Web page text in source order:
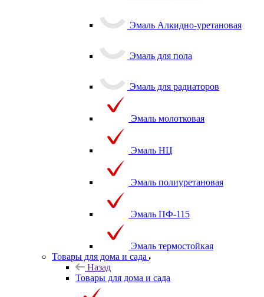
Эмаль Алкидно-уретановая
Эмаль для пола
Эмаль для радиаторов
Эмаль молотковая
Эмаль НЦ
Эмаль полиуретановая
Эмаль ПФ-115
Эмаль термостойкая
Товары для дома и сада
Назад
Товары для дома и сада